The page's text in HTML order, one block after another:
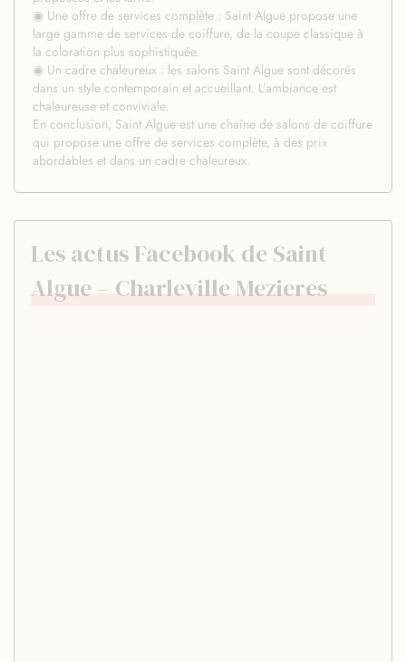
◉ Une offre de services complète : Saint Algue propose une
large gamme de services de coiffure, de la coupe classique à
la coloration plus sophistiquée.
◉ Un cadre chaleureux : les salons Saint Algue sont décorés
dans un style contemporain et accueillant. L’ambiance est
chaleureuse et conviviale.
En conclusion, Saint Algue est une chaîne de salons de coiffure
qui propose une offre de services complète, à des prix
abordables et dans un cadre chaleureux.
Les actus Facebook de Saint
Algue – Charleville Mezieres